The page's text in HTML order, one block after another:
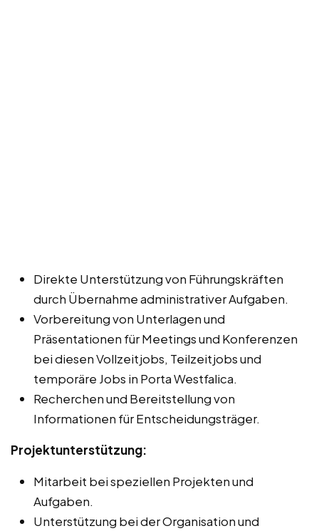
Direkte Unterstützung von Führungskräften
durch Übernahme administrativer Aufgaben.
Vorbereitung von Unterlagen und
Präsentationen für Meetings und Konferenzen
bei diesen Vollzeitjobs, Teilzeitjobs und
temporäre Jobs in Porta Westfalica.
Recherchen und Bereitstellung von
Informationen für Entscheidungsträger.
Projektunterstützung:
Mitarbeit bei speziellen Projekten und
Aufgaben.
Unterstützung bei der Organisation und